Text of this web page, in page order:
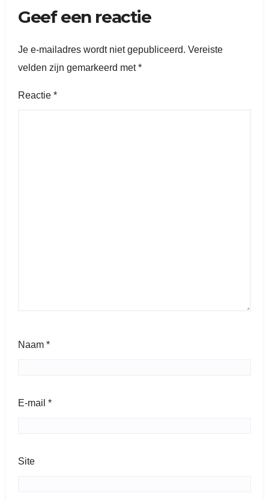
Geef een reactie
Je e-mailadres wordt niet gepubliceerd. Vereiste
velden zijn gemarkeerd met*
Reactie *
Naam *
E-mail *
Site